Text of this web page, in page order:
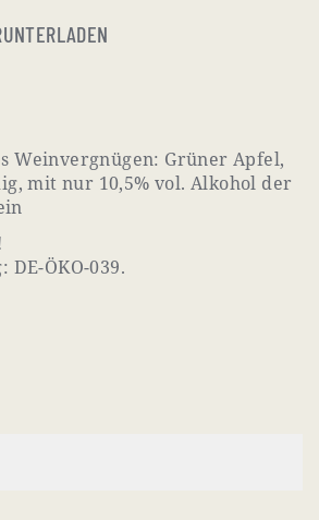
Weinvergnügen: Grüner Apfel,
mit nur 10,5% vol. Alkohol der
ÖKO-039.